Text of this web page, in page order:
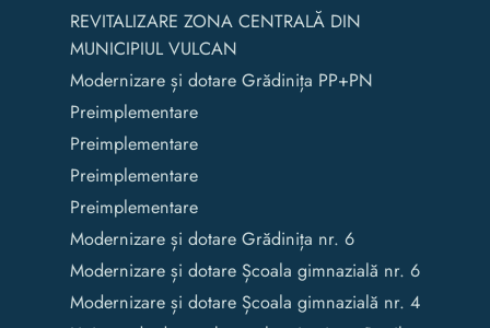
REVITALIZARE ZONA CENTRALĂ DIN
MUNICIPIUL VULCAN
Modernizare și dotare Grădinița PP+PN
Preimplementare
Preimplementare
Preimplementare
Preimplementare
Modernizare și dotare Grădinița nr. 6
Modernizare și dotare Școala gimnazială nr. 6
Modernizare și dotare Școala gimnazială nr. 4